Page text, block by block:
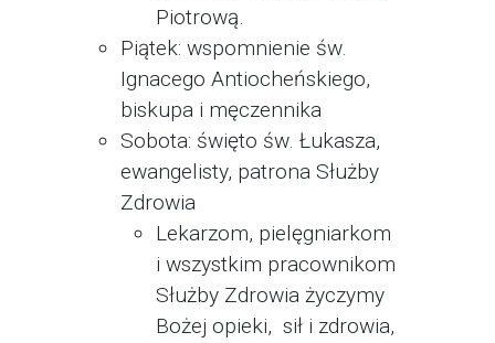
Piotrową.
Piątek: wspomnienie św.
Ignacego Antiocheńskiego,
biskupa i męczennika
Sobota: święto św. Łukasza,
ewangelisty, patrona Służby
Zdrowia
Lekarzom, pielęgniarkom
i wszystkim pracownikom
Służby Zdrowia życzymy
Bożej opieki, sił i zdrowia,